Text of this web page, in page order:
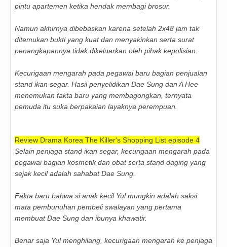
pintu apartemen ketika hendak membagi brosur.
Namun akhirnya dibebaskan karena setelah 2x48 jam tak
ditemukan bukti yang kuat dan menyakinkan serta surat
penangkapannya tidak dikeluarkan oleh pihak kepolisian.
Kecurigaan mengarah pada pegawai baru bagian penjualan
stand ikan segar. Hasil penyelidikan Dae Sung dan A Hee
menemukan fakta baru yang membagongkan, ternyata
pemuda itu suka berpakaian layaknya perempuan.
Review Drama Korea The Killer's Shopping List episode 4
Selain penjaga stand ikan segar, kecurigaan mengarah pada
pegawai bagian kosmetik dan obat serta stand daging yang
sejak kecil adalah sahabat Dae Sung.
Fakta baru bahwa si anak kecil Yul mungkin adalah saksi
mata pembunuhan pembeli swalayan yang pertama
membuat Dae Sung dan ibunya khawatir.
Benar saja Yul menghilang, kecurigaan mengarah ke penjaga